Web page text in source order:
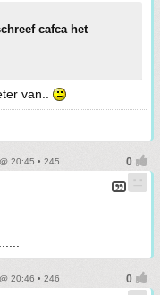
cafca het
van..
20:45 • 245
20:46 • 246